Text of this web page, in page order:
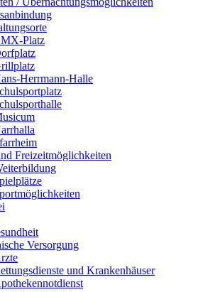
Platz
Herrmann-Halle
Freizeitmöglichkeiten
Versorgung
und Krankenhäuser